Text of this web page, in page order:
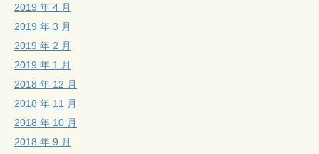
2019 年 4 月
2019 年 3 月
2019 年 2 月
2019 年 1 月
2018 年 12 月
2018 年 11 月
2018 年 10 月
2018 年 9 月